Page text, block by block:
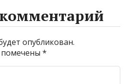
опубликован.
помечены*